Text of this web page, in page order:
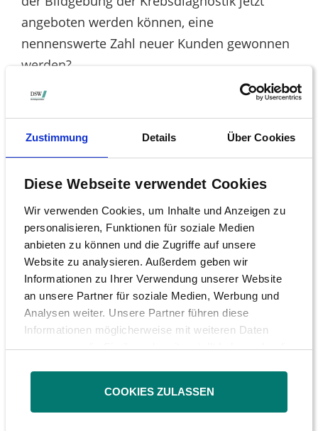
Zustimmung Details Über Cookies
Diese Webseite verwendet Cookies
Wir verwenden Cookies, um Inhalte und Anzeigen zu
personalisieren, Funktionen für soziale Medien
anbieten zu können und die Zugriffe auf unsere
Website zu analysieren. Außerdem geben wir
Informationen zu Ihrer Verwendung unserer Website
an unsere Partner für soziale Medien, Werbung und
Analysen weiter. Unsere Partner führen diese
Informationen möglicherweise mit weiteren Daten
zusammen, die Sie ihnen bereitgestellt haben oder die
COOKIES ZULASSEN
angeboten werden können, eine
nennenswerte Zahl neuer Kunden gewonnen
werden?
Sind zur Finanzierung des Kaufs weitere
Kapitalerhöhungen geplant?
DSW stimmt gegen Wahl von EY als
Wirtschaftsprüfer
Als Wirtschaftsprüfungsunternehmen wird
erneut Ernst & Young (EY) vorgeschlagen. Wie
schlecht die Reputation von EY im Moment
ist, nachdem Haftungsklagen in
Millionenhöhe wegen der Wirecard-Vorfälle
drohen, ist hinlänglich bekannt. Hinzu kommt,
dass die Fehler, die bei der Prüfung von
Wirecard bekannt geworden sind, eine
Organisationsverschulden vermuten lassen.